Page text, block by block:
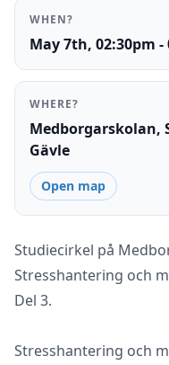
Studiecirkel på
Stresshantering och
Del 3.
Stresshantering och
WHEN?
May 7th, 02:30pm -
WHERE?
Medborgarskolan,
Gävle
Open map